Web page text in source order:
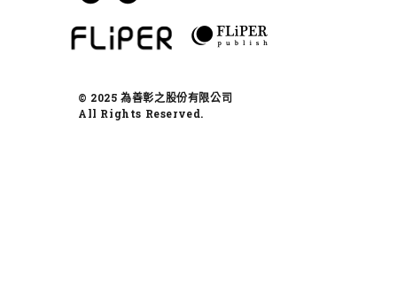
© 2025 為善彰之股份有限公司
All Rights Reserved.